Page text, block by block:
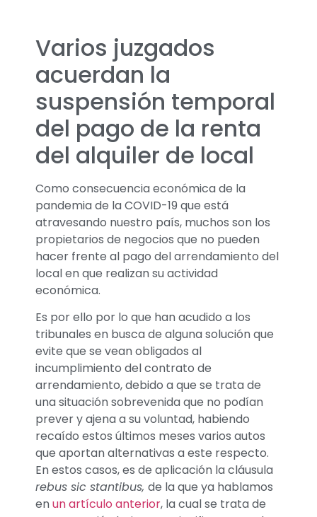
Varios juzgados
acuerdan la
suspensión temporal
del pago de la renta
del alquiler de local
Como consecuencia económica de la
pandemia de la COVID-19 que está
atravesando nuestro país, muchos son los
propietarios de negocios que no pueden
hacer frente al pago del arrendamiento del
local en que realizan su actividad
económica.
Es por ello por lo que han acudido a los
tribunales en busca de alguna solución que
evite que se vean obligados al
incumplimiento del contrato de
arrendamiento, debido a que se trata de
una situación sobrevenida que no podían
prever y ajena a su voluntad, habiendo
recaído estos últimos meses varios autos
que aportan alternativas a este respecto.
En estos casos, es de aplicación la cláusula
rebus sic stantibus, de la que ya hablamos
enun artículo anterior, la cual se trata de